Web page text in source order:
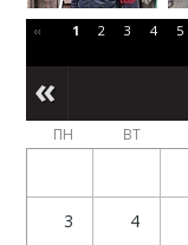
‹‹ 1 2 3 4 5
ПН ВТ
3 4